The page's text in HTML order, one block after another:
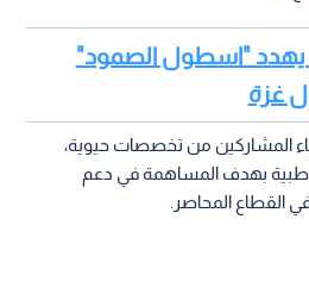
يهدد "اسطول الصمود"
غزة
المشاركين من تخصصات حيوية،
بهدف المساهمة في دعم
القطاع المحاصر.